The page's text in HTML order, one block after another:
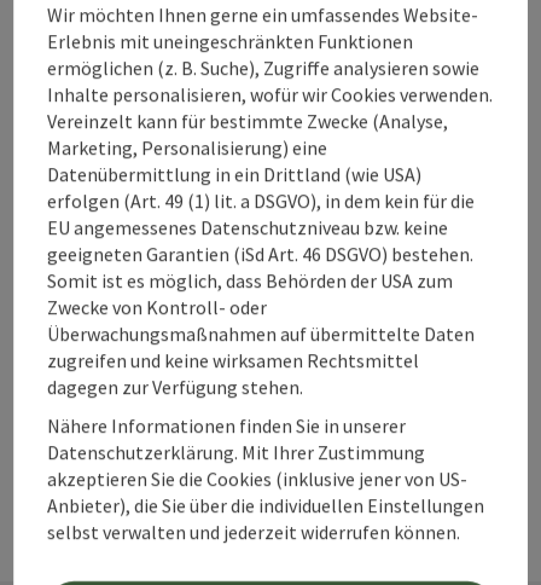
Kannst du
Unterkünfte im
360° Alpenland
direkt buchen?
Warum solltest
du deine
Unterkunft im
360° Alpenland
frühzeitig
buchen?
Wir möchten Ihnen gerne ein umfassendes Website-
Erlebnis mit uneingeschränkten Funktionen
ermöglichen (z. B. Suche), Zugriffe analysieren sowie
Inhalte personalisieren, wofür wir Cookies verwenden.
Vereinzelt kann für bestimmte Zwecke (Analyse,
Marketing, Personalisierung) eine
Datenübermittlung in ein Drittland (wie USA)
erfolgen (Art. 49 (1) lit. a DSGVO), in dem kein für die
EU angemessenes Datenschutzniveau bzw. keine
geeigneten Garantien (iSd Art. 46 DSGVO) bestehen.
Somit ist es möglich, dass Behörden der USA zum
Zwecke von Kontroll- oder
Überwachungsmaßnahmen auf übermittelte Daten
zugreifen und keine wirksamen Rechtsmittel
dagegen zur Verfügung stehen.
Nähere Informationen finden Sie in unserer
Datenschutzerklärung. Mit Ihrer Zustimmung
akzeptieren Sie die Cookies (inklusive jener von US-
Anbieter), die Sie über die individuellen Einstellungen
selbst verwalten und jederzeit widerrufen können.